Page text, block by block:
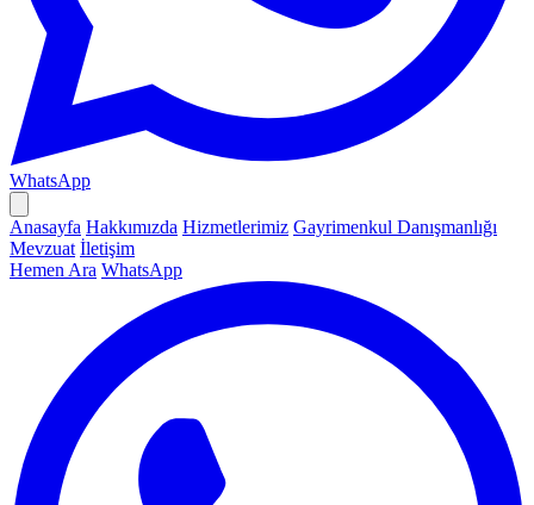
WhatsApp
Anasayfa Hakkımızda Hizmetlerimiz Gayrimenkul Danışmanlığı
Mevzuat İletişim
Hemen Ara WhatsApp